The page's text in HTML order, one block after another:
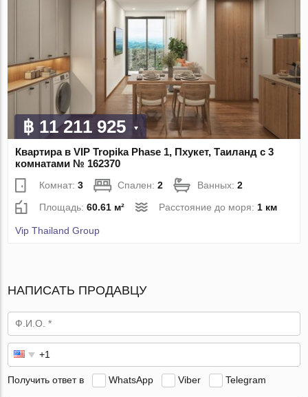
฿ 11 211 925
Квартира в VIP Tropika Phase 1, Пхукет, Таиланд с 3
комнатами № 162370
Комнат:3 Спален:2 Ванных:2
Площадь:60.61 м² Расстояние до моря: 1 км
Vip Thailand Group
НАПИСАТЬ ПРОДАВЦУ
Получить ответ в WhatsApp Viber Telegram